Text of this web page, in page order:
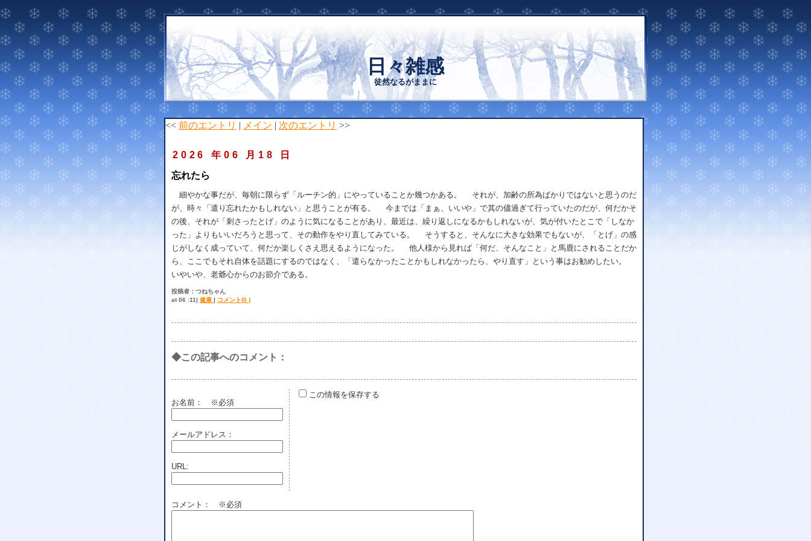
日々雑感
徒然なるがままに
<< 前のエントリ | メイン | 次のエントリ >>
2026 年06 月18 日
忘れたら
細やかな事だが、毎朝に限らず「ルーチン的」にやっていることか幾つかある。 それが、加齢の所為ばかりではないと思うのだ
が、時々「遣り忘れたかもしれない」と思うことが有る。 今までは「まぁ、いいや」で其の儘過ぎて行っていたのだが、何だかそ
の後、それが「刺さったとげ」のように気になることがあり、最近は、繰り返しになるかもしれないが、気が付いたとこで「しなか
った」よりもいいだろうと思って、その動作をやり直してみている。 そうすると、そんなに大きな効果でもないが、「とげ」の感
じがしなく成っていて、何だか楽しくさえ思えるようになった。 他人様から見れば「何だ、そんなこと」と馬鹿にされることだか
ら、ここでもそれ自体を話題にするのではなく、「遣らなかったことかもしれなかったら、やり直す」という事はお勧めしたい。
いやいや、老爺心からのお節介である。
投稿者：つねちゃん
at 06 :11| 健康 | コメント(0 )
◆この記事へのコメント：
お名前： ※必須
メールアドレス：
URL:
この情報を保存する
コメント： ※必須